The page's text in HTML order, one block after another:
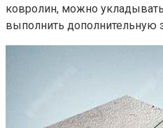
ковролин, можно
выполнить дополнительную